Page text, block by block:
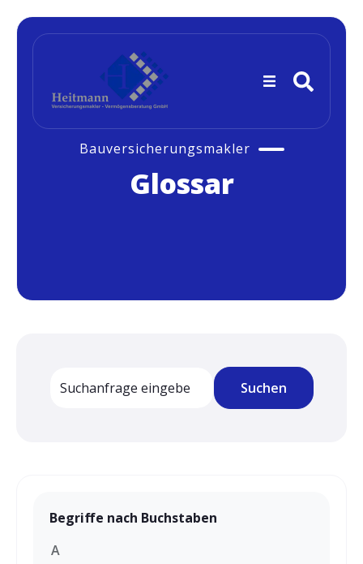
Bauversicherungsmakler
Glossar
Dies ist ein Suchfeld mit einer automatischen
Suchen
Begriffe nach Buchstaben
A